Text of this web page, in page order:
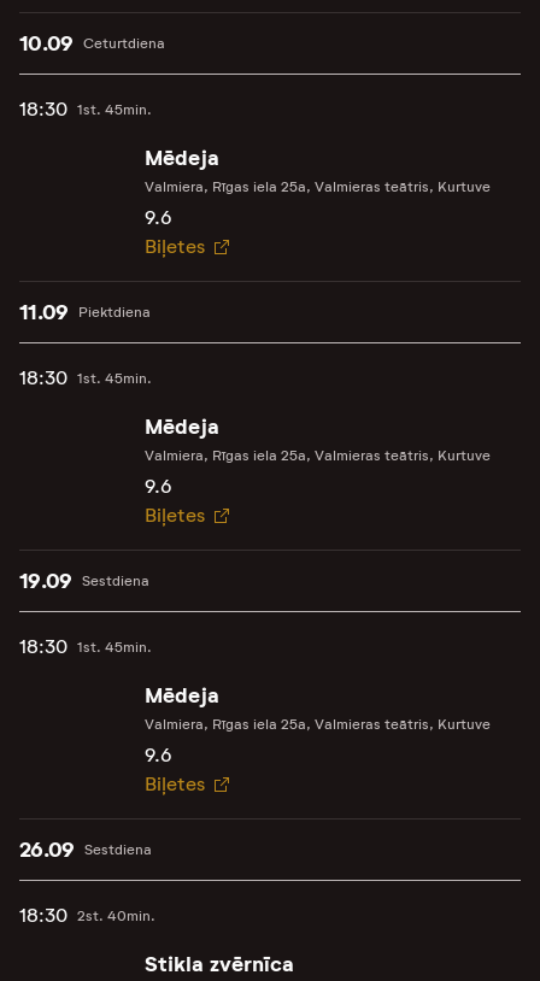
Ceturtdiena
10.09
18:30 1st. 45min.
Mēdeja
Valmiera, Rīgas iela 25a, Valmieras teātris, Kurtuve
9.6
Biļetes
Piektdiena
11.09
18:30 1st. 45min.
Mēdeja
Valmiera, Rīgas iela 25a, Valmieras teātris, Kurtuve
9.6
Biļetes
Sestdiena
19.09
18:30 1st. 45min.
Mēdeja
Valmiera, Rīgas iela 25a, Valmieras teātris, Kurtuve
9.6
Biļetes
Sestdiena
26.09
18:30 2st. 40min.
Stikla zvērnīca